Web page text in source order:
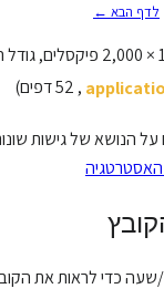
לדף הבא ←
2,000 ×
‏, 52 דפים)
הנושא של גישות
שעה כדי לראות את